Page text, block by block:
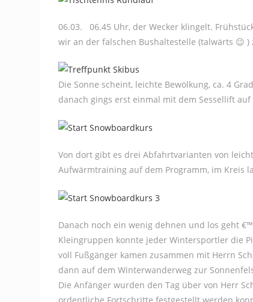
06.03. 06.45 Uhr, der Wecker klingelt.
wir an der falschen Bushaltestelle (talwärts 😉
Die Sonne scheint, leichte Bewölkung, ca. 4
danach gings erst einmal mit dem Sessellift
Von dort gibt es drei Abfahrtvarianten von
Aufwärmtraining auf dem Programm, im Kreis
Danach noch ein wenig dehnen und los geht
Kleingruppen konnte jeder Wintersportler die
voll Fußgänger kamen zusammen mit Herrn
dann auf dem Winterwanderweg zur
Die Anfänger wurden den Tag über von Herr